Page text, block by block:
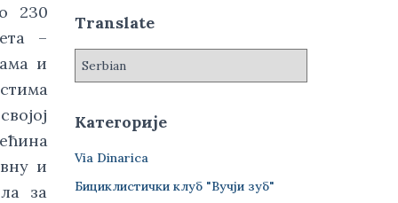
230
–
и
и
за
а
Translate
Категорије
Via Dinarica
Бициклистички клуб "Вучји зуб"